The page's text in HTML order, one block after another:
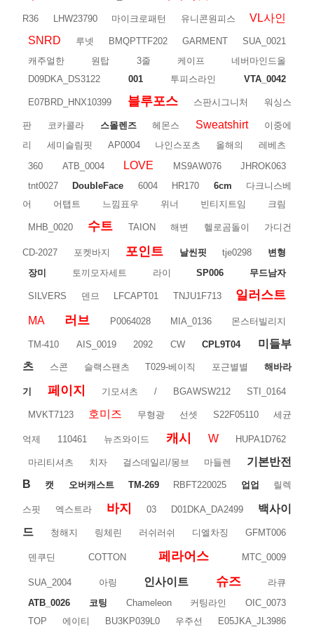
R36 LHW23790 마이크로패턴 유니콘원피스
VL사인
SNRD
루넷 BMQPTTF202 GARMENT
SUA_0021
캐주얼한
원탑 3줄 케이프
네버마인드올
D09DKA_DS3122
001 투피스라인 VTA_0042
E07BRD_HNX10399 블루포스 스판시그니처 워싱스
판 코카콜라 스몰렌즈 헤몬스 Sweatshirt
이중에
리
세미슬림핏 AP0004 나인스포츠 올해의
레베츠
360
ATB_0004 LOVE MS9AW076
JHROK063
tnt0027
DoubleFace 6004 HR170 6cm
다크니스베
어
어탭트 느낌표우 위너 빈티지트임 크림
MHB_0020 수트 TAION 해변 헬로곰돌이 가디건
CD-2027 포켓바지 포인트 날씬핏 tje0298
변형
장미
토끼모자세트 라이 SP006 무드남자
SILVERS 덴므 LFCAPT01 TNJU1F713 일러스트
MA 러브 P0064028 MIA_0136 몬스터빌리지
TM-410 AIS_0019 2092 CW CPL9T04
미들부
츠
스콘 슬랙스팬츠 T029-베이직 포근별별 해바라
기 페이지 기모셔츠 / BGAWSW212 STI_0164
MVKT7123 호미즈 무형광 선셋 S22F05110 세균
억제 110461 뉴즈와이드 캐시 W HUPA1D762
마리티셔츠 치자 걸스데일리/몽브 마들렌
기본반전
B
캣 오버캐스트 TM-269 RBFT220025 업업 릴렉
스핏 엑스트라 바지 03 D01DKA_DA2499
백사이
드
청해지 링체린 러쉬러쉬 디엘차징 GFMT006
덴쿠딘 COTTON 페라어스 MTC_0009
SUA_2004 아링 인사이트 슈즈
라큐
ATB_0026
코팅 Chameleon 커팅라인
OIC_0073
TOP
에이티 BU3KP039L0 우주선 E05JKA_JL3986